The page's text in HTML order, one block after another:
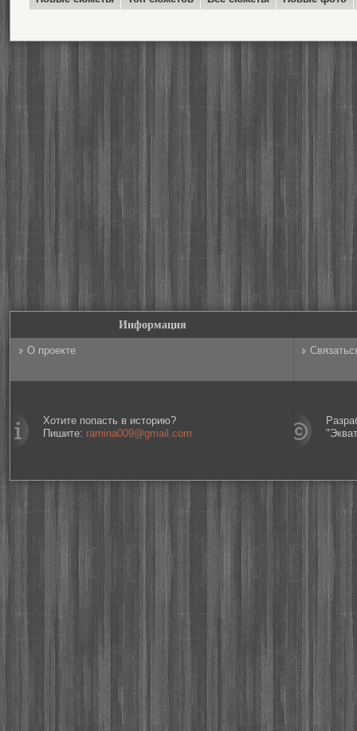
Информация
О проекте
Хотите попасть в историю?
Пишите: ramina009@gmail.com